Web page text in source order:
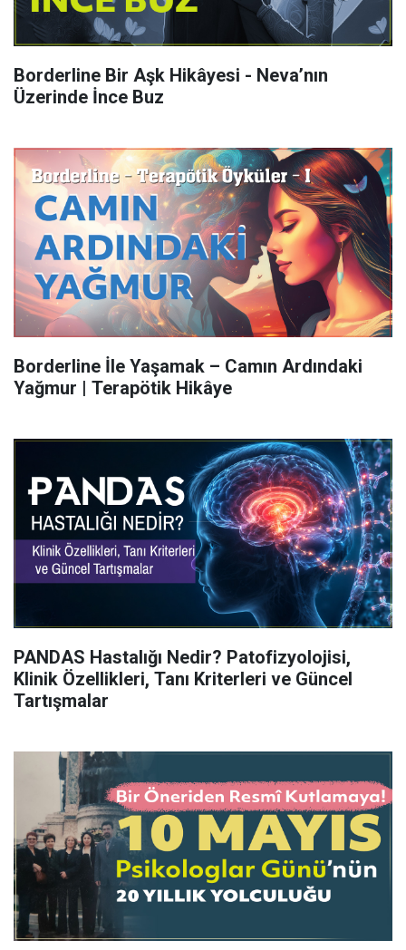
Borderline Bir Aşk Hikâyesi - Neva’nın
Üzerinde İnce Buz
Borderline İle Yaşamak – Camın Ardındaki
Yağmur | Terapötik Hikâye
PANDAS Hastalığı Nedir? Patofizyolojisi,
Klinik Özellikleri, Tanı Kriterleri ve Güncel
Tartışmalar